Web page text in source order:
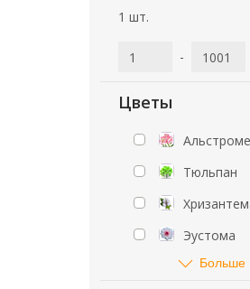
1 шт.
-
Цветы
Тюльпан
Эустома
Больше